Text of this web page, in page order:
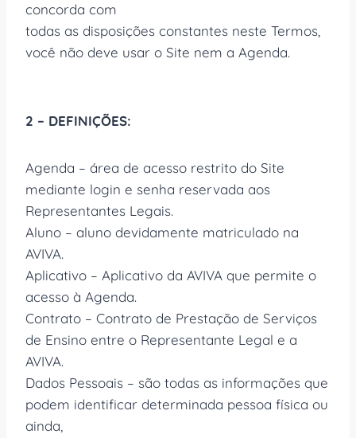
concorda com
todas as disposições constantes neste Termos,
você não deve usar o Site nem a Agenda.
2 – DEFINIÇÕES:
Agenda – área de acesso restrito do Site
mediante login e senha reservada aos
Representantes Legais.
Aluno – aluno devidamente matriculado na
AVIVA.
Aplicativo – Aplicativo da AVIVA que permite o
acesso à Agenda.
Contrato – Contrato de Prestação de Serviços
de Ensino entre o Representante Legal e a
AVIVA.
Dados Pessoais – são todas as informações que
podem identificar determinada pessoa física ou
ainda,